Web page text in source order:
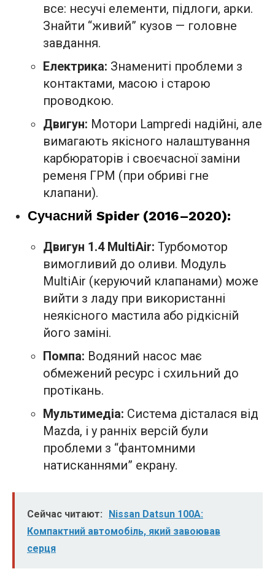
все: несучі елементи, підлоги, арки.
Знайти “живий” кузов — головне
завдання.
Електрика: Знамениті проблеми з
контактами, масою і старою
проводкою.
Двигун: Мотори Lampredi надійні, але
вимагають якісного налаштування
карбюраторів і своєчасної заміни
ременя ГРМ (при обриві гне
клапани).
Сучасний Spider (2016–2020):
Двигун 1.4 MultiAir: Турбомотор
вимогливий до оливи. Модуль
MultiAir (керуючий клапанами) може
вийти з ладу при використанні
неякісного мастила або рідкісній
його заміні.
Помпа: Водяний насос має
обмежений ресурс і схильний до
протікань.
Мультимедіа: Система дісталася від
Mazda, і у ранніх версій були
проблеми з “фантомними
натисканнями” екрану.
Сейчас читают:
Nissan Datsun 100A:
Компактний автомобіль, який завоював
серця